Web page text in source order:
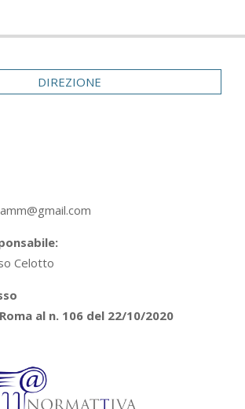
DIREZIONE
Celotto
al n. 106 del 22/10/2020